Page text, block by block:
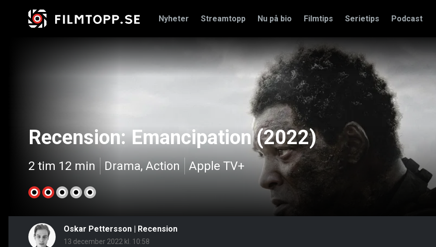
Nyheter Streamtopp Nu på bio Filmtips Serietips Podcast
Recension: Emancipation (2022)
2 tim 12 min Drama, Action Apple TV+
Oskar Pettersson | Recension
13 december 2022 kl. 10:58